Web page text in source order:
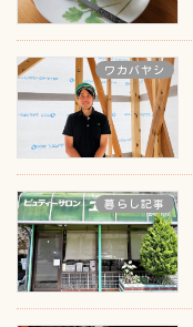
ワカバヤシ
暮らし記事